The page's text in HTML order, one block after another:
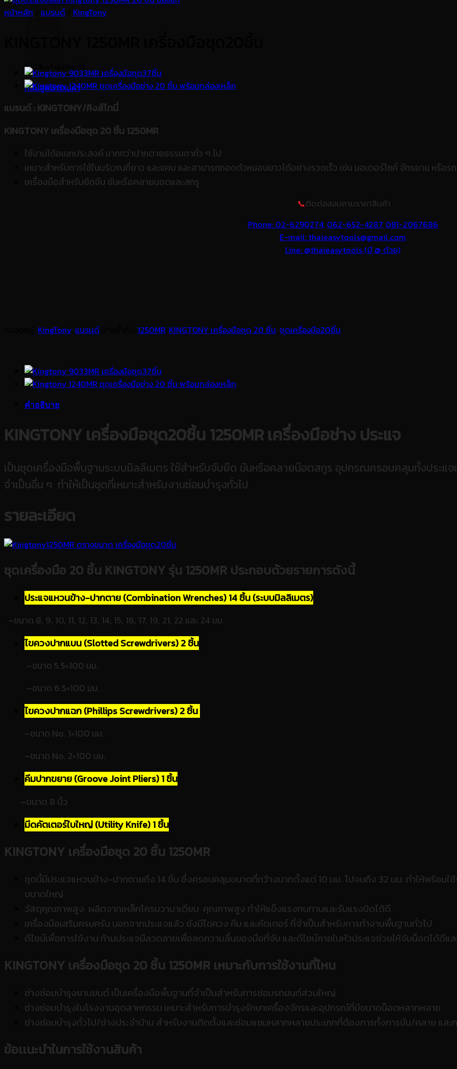
ตะกร้าสินค้า
ไม่มีสินค้าในตะกร้า
กลับสู่หน้าร้านค้า
หน้าหลัก แบรนด์ KingTony
แบรนด์: KINGTONY/คิงส์โทนี่
KINGTONY เครื่องมือชุด 20 ชิ้น 1250MR
ใช้งานได้อเนกประสงค์ มากกว่าปากตายธรรมดาทั่ว ๆ ไป
เหมาะสำหรับการใช้ในบริเวณที่ยาว และแคบ และสามารถถอดตัวหนอนยาวได้อย่างรวดเร็ว เช่น มอเตอร์ไซค์ จักรยาน หรือ
เครื่องมือสำหรับยึดจับ ขันหรือคลายนอตและสกรู
📞ติดต่อสอบถามราคาสินค้า
Phone: 02-6290274, 062-652-4287, 081-2067686
E-mail: thaieasytools@gmail.com
Line: @thaieasytools (มี @ ด้วย)
KingTony แบรนด์ 1250MR KINGTONY เครื่องมือชุด 20 ชิ้น ชุดเครื่องมือ20ชิ้น
คำอธิบาย
KINGTONY เครื่องมือชุด20ชิ้น 1250MR เครื่องมือช่าง ประแจ
เป็นชุดเครื่องมือพื้นฐานระบบมิลลิเมตร ใช้สำหรับจับยึด ขันหรือคลายน๊อตสกูร อุปกรณครอบคลุมทั้งประแ
จำเป็นอื่น ๆ ทำให้เป็นชุดที่เหมาะสำหรับงานซ่อมบำรุงทั่วไป
รายละเอียด
ชุดเครื่องมือ 20 ชิ้น KINGTONY รุ่น 1250MR ประกอบด้วยรายการดังนี้
ประแจแหวนข้าง-ปากตาย (Combination Wrenches) 14 ชิ้น (ระบบมิลลิเมตร)
–ขนาด 8, 9, 10, 11, 12, 13, 14, 15, 16, 17, 19, 21, 22 และ 24 มม
ไขควงปากแบน (Slotted Screwdrivers) 2 ชิ้น
–ขนาด 5.5×100 มม.
–ขนาด 6.5×100 มม.
ไขควงปากแฉก (Phillips Screwdrivers) 2 ชิ้น
–ขนาด No. 1×100 มม.
–ขนาด No. 2×100 มม.
คีมปากขยาย (Groove Joint Pliers) 1 ชิ้น
–ขนาด 8 นิ้ว
มีดคัตเตอร์ใบใหญ่ (Utility Knife) 1 ชิ้น
KINGTONY เครื่องมือชุด 20 ชิ้น 1250MR
ชุดนี้มีประแจแหวนข้าง-ปากตายถึง 14 ชิ้น ซึ่งครอบคลุมขนาดที่กว้างมากตั้งแต่ 10 มม. ไปจนถึง 32 มม. ทำให้พร้อม
ขนาดใหญ่
วัสดุคุณภาพสูง ผลิตจากเหล็กโครมวานาเดียม คุณภาพสูง ทำให้แข็งแรงทนทานและรับแรงบิดได้ดี
เครื่องมือเสริมครบครัน นอกจากประแจแล้ว ยังมีไขควง คีม และคัตเตอร์ ที่จำเป็นสำหรับการทำงานพื้นฐานทั่วไป
ดีไซน์เพื่อการใช้งาน ก้านประแจมีลวดลายเพื่อลดความลื่นของมือที่จับ และดีไซน์ภายในหัวประแจช่วยให้จับน็อตได้ดีแ
KINGTONY เครื่องมือชุด 20 ชิ้น 1250MR เหมาะกับการใช้งานที่ไหน
ช่างซ่อมบำรุงยานยนต์ เป็นเครื่องมือพื้นฐานที่จำเป็นสำหรับการซ่อมรถยนต์ส่วนใหญ่
ช่างซ่อมบำรุงในโรงงานอุตสาหกรรม เหมาะสำหรับการบำรุงรักษาเครื่องจักรและอุปกรณ์ที่มีขนาดน็อตหลากหลาย
ช่างซ่อมบำรุงทั่วไป/ช่างประจำบ้าน สำหรับงานติดตั้งและซ่อมแซมหลากหลายประเภทที่ต้องการทั้งการขัน/คลาย แล
ข้อเเนะนำในการใช้งานสินค้า